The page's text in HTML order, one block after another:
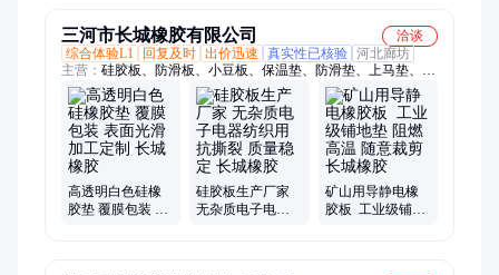
三河市长城橡胶有限公司
洽谈
综合体验L1
回复及时 出价迅速 真实性已核验 河北廊坊
主营： 硅胶板、防滑板、小豆板、保温垫、防滑垫、上马垫、畜
牧垫类、块状牛栏垫、橡胶板、地毯定制、普通工业胶板、防静
电橡胶板、圆扣、绿色细条纹、TPE 绝缘板喷码、天然板、硅
胶、氟胶、TPE绝缘板、宽细相间防滑板、三明治橡胶板、细条
纹防滑橡胶板、氟胶橡胶板、彩色氟橡胶
高透明白色硅橡
胶垫 覆膜包装 表
硅胶板生产厂家
无杂质电子电器
矿山用导静电橡
胶板 工业级铺地